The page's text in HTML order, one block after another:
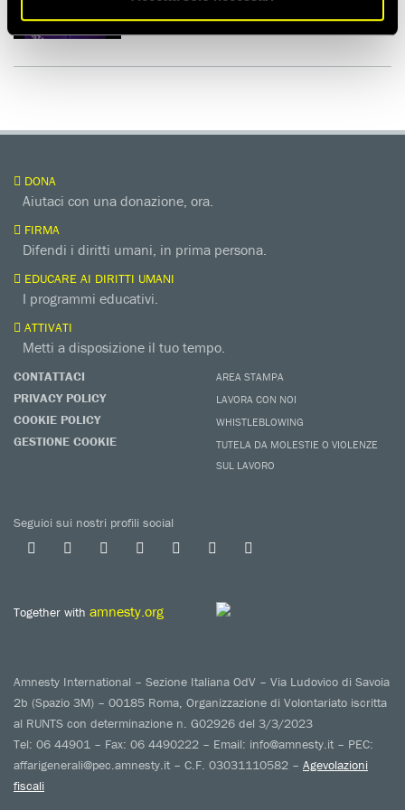
DONA
Aiutaci con una donazione, ora.
FIRMA
Difendi i diritti umani, in prima persona.
EDUCARE AI DIRITTI UMANI
I programmi educativi.
ATTIVATI
Metti a disposizione il tuo tempo.
CONTATTACI
PRIVACY POLICY
COOKIE POLICY
GESTIONE COOKIE
AREA STAMPA
LAVORA CON NOI
WHISTLEBLOWING
TUTELA DA MOLESTIE O VIOLENZE
SUL LAVORO
Seguici sui nostri profili social
Together with amnesty.org
Amnesty International – Sezione Italiana OdV – Via Ludovico di Savoia
2b (Spazio 3M) – 00185 Roma, Organizzazione di Volontariato iscritta
al RUNTS con determinazione n. G02926 del 3/3/2023
Tel: 06 44901 – Fax: 06 4490222 – Email: info@amnesty.it – PEC:
affarigenerali@pec.amnesty.it – C.F. 03031110582 – Agevolazioni
fiscali